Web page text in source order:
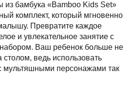
из бамбука «Bamboo Kids Set»
комплект, который мгновенно
Превратите каждое
и увлекательное занятие с
Ваш ребенок больше не
столом, ведь использовать
мультяшными персонажами так